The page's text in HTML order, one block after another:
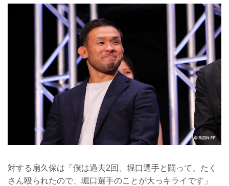
対する扇久保は「僕は過去2回、堀口選手と闘って、たく
さん殴られたので、堀口選手のことが大っキライです」